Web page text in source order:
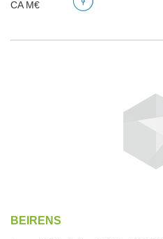
CA M€
BEIRENS